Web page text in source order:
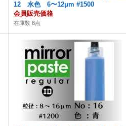
12 水色 6〜12μm #1500
会員販売価格
在庫数 8点